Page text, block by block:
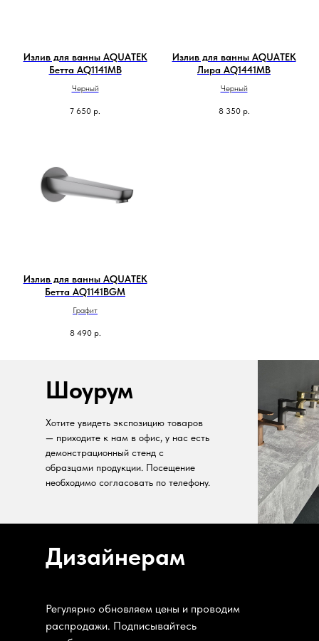
Излив для ванны AQUATEK
Бетта AQ1141MB
Черный
7 650 р.
Излив для ванны AQUATEK
Лира AQ1441MB
Черный
8 350 р.
Излив для ванны AQUATEK
Бетта AQ1141BGM
Графит
8 490 р.
Шоурум
Хотите увидеть экспозицию товаров
— приходите к нам в офис, у нас есть
демонстрационный стенд с
образцами продукции. Посещение
необходимо согласовать по телефону.
Дизайнерам
Регулярно обновляем цены и проводим
распродажи. Подписывайтесь